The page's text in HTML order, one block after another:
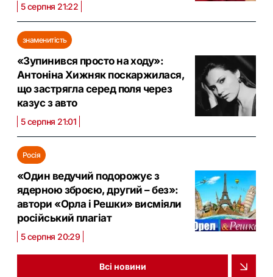
5 серпня 21:22
знаменитість
«Зупинився просто на ходу»:
Антоніна Хижняк поскаржилася,
що застрягла серед поля через
казус з авто
5 серпня 21:01
Росія
«Один ведучий подорожує з
ядерною зброєю, другий – без»:
автори «Орла і Решки» висміяли
російський плагіат
5 серпня 20:29
Всі новини